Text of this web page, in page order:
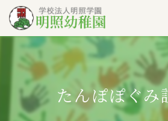
たんぽぽぐみ